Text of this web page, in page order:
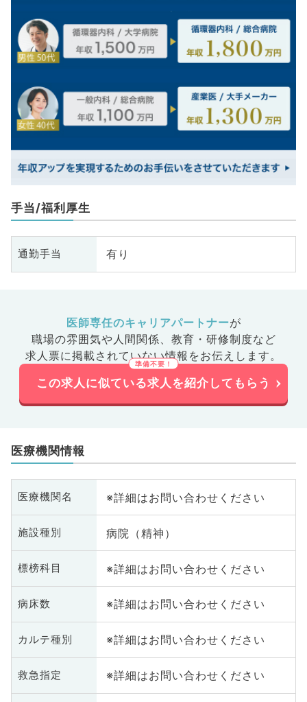
手当/福利厚生
通勤手当 有り
医師専任のキャリアパートナーが
職場の雰囲気や人間関係、 教育・研修制度など
求人票に掲載されていない情報をお伝えします。
この求人に似ている求人を紹介してもらう
医療機関情報
医療機関名 ※詳細はお問い合わせください
施設種別 病院（精神）
標榜科目 ※詳細はお問い合わせください
病床数 ※詳細はお問い合わせください
カルテ種別 ※詳細はお問い合わせください
救急指定 ※詳細はお問い合わせください